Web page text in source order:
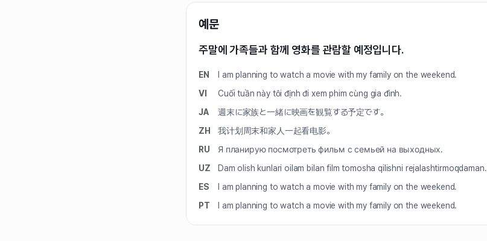
예문
주말에 가족들과 함께 영화를 관람할 예정입니다.
EN
I am planning to watch a movie with my family on the weekend.
VI
Cuối tuần này tôi định đi xem phim cùng gia đình.
JA
週末に家族と一緒に映画を観覧する予定です。
ZH
我计划周末和家人一起看电影。
RU
Я планирую посмотреть фильм с семьей на выходных.
UZ
Dam olish kunlari oilam bilan film tomosha qilishni rejalashtirmoqdaman.
ES
I am planning to watch a movie with my family on the weekend.
PT
I am planning to watch a movie with my family on the weekend.